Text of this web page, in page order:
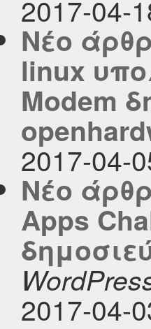
2017-04-
Νέο
linux
Modem
2017-04-
Νέο
Apps
2017-04-